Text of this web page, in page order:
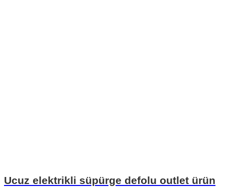
Ucuz elektrikli süpürge defolu outlet ürün